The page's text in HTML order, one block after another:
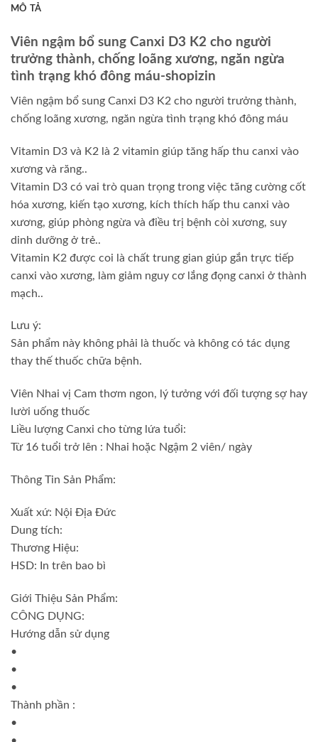
MÔ TẢ
Viên ngậm bổ sung Canxi D3 K2 cho người
trưởng thành, chống loãng xương, ngăn ngừa
tình trạng khó đông máu-shopizin
Viên ngậm bổ sung Canxi D3 K2 cho người trưởng thành,
chống loãng xương, ngăn ngừa tình trạng khó đông máu
Vitamin D3 và K2 là 2 vitamin giúp tăng hấp thu canxi vào
xương và răng..
Vitamin D3 có vai trò quan trọng trong việc tăng cường cốt
hóa xương, kiến tạo xương, kích thích hấp thu canxi vào
xương, giúp phòng ngừa và điều trị bệnh còi xương, suy
dinh dưỡng ở trẻ..
Vitamin K2 được coi là chất trung gian giúp gắn trực tiếp
canxi vào xương, làm giảm nguy cơ lắng đọng canxi ở thành
mạch..
Lưu ý:
Sản phẩm này không phải là thuốc và không có tác dụng
thay thế thuốc chữa bệnh.
Viên Nhai vị Cam thơm ngon, lý tưởng với đối tượng sợ hay
lười uống thuốc
Liều lượng Canxi cho từng lứa tuổi:
Từ 16 tuổi trở lên : Nhai hoặc Ngậm 2 viên/ ngày
Thông Tin Sản Phẩm:
Xuất xứ: Nội Địa Đức
Dung tích:
Thương Hiệu:
HSD: In trên bao bì
Giới Thiệu Sản Phẩm:
CÔNG DỤNG:
Hướng dẫn sử dụng
•
•
•
Thành phần :
•